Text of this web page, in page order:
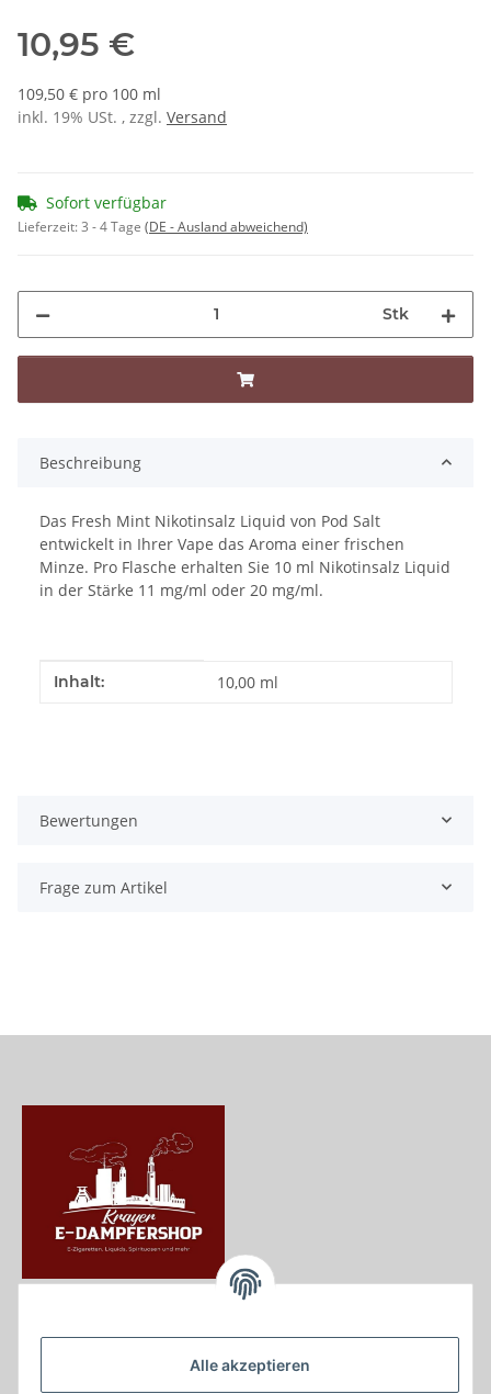
Alle akzeptieren
10,95 €
109,50 € pro 100 ml
inkl. 19% USt. , zzgl. Versand
Sofort verfügbar
Lieferzeit:3 - 4 Tage (DE - Ausland abweichend)
Stk
Beschreibung
Das Fresh Mint Nikotinsalz Liquid von Pod Salt
entwickelt in Ihrer Vape das Aroma einer frischen
Minze. Pro Flasche erhalten Sie 10 ml Nikotinsalz Liquid
in der Stärke 11 mg/ml oder 20 mg/ml.
Produkteigenschaft
Wert
Inhalt: 10,00 ml
Bewertungen
Frage zum Artikel
Krayerstraße 249